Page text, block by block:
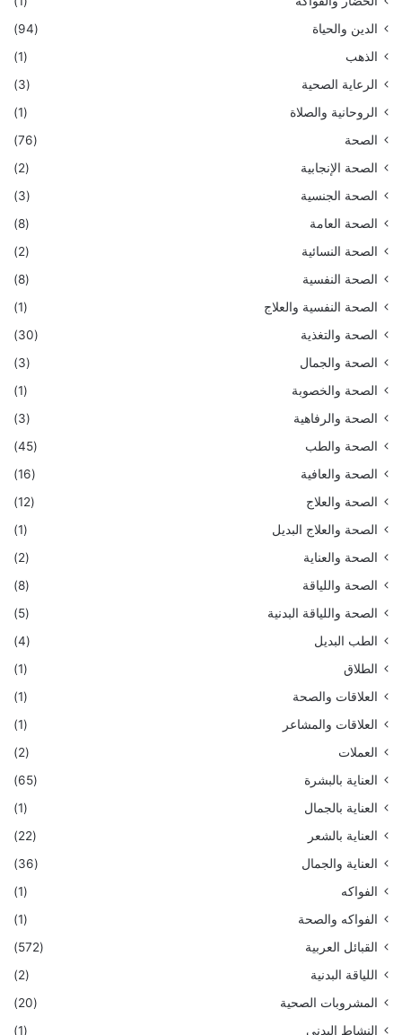
الدين والحياة
(94)
الذهب
(1)
الرعاية الصحية
(3)
الروحانية والصلاة
(1)
الصحة
(76)
الصحة الإنجابية
(2)
الصحة الجنسية
(3)
الصحة العامة
(8)
الصحة النسائية
(2)
الصحة النفسية
(8)
الصحة النفسية والعلاج
(1)
الصحة والتغذية
(30)
الصحة والجمال
(3)
الصحة والخصوبة
(1)
الصحة والرفاهية
(3)
الصحة والطب
(45)
الصحة والعافية
(16)
الصحة والعلاج
(12)
الصحة والعلاج البديل
(1)
الصحة والعناية
(2)
الصحة واللياقة
(8)
الصحة واللياقة البدنية
(5)
الطب البديل
(4)
الطلاق
(1)
العلاقات والصحة
(1)
العلاقات والمشاعر
(1)
العملات
(2)
العناية بالبشرة
(65)
العناية بالجمال
(1)
العناية بالشعر
(22)
العناية والجمال
(36)
الفواكه
(1)
الفواكه والصحة
(1)
القبائل العربية
(572)
اللياقة البدنية
(2)
المشروبات الصحية
(20)
النشاط البدني
(1)